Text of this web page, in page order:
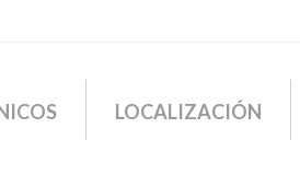
LOCALIZACIÓN